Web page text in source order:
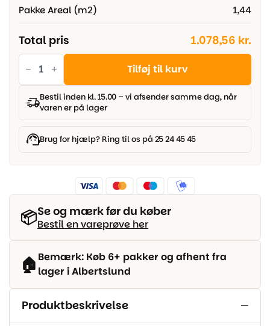
Pakke Areal (m2) 1,44
Total pris 1.078,56 kr.
Modern
terazzo
Thunder
rect.
120x120
cm.
antal
Tilføj til kurv
Bestil inden kl. 15.00 – vi afsender samme dag, når
varen er på lager
Brug for hjælp? Ring til os på 25 24 45 45
📦Se og mærk før du køber
Bestil en vareprøve her
🏠 Bemærk: Køb 6+ pakker og afhent fra
lager i Albertslund
Produktbeskrivelse